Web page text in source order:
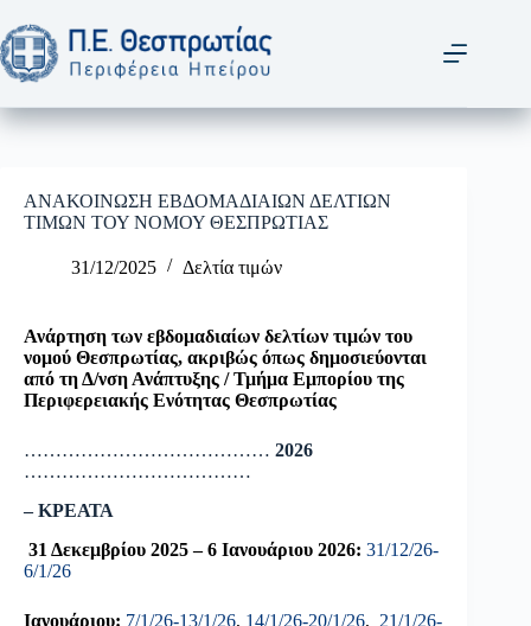
στο
περιεχόμενο
ΑΝΑΚΟΙΝΩΣΗ ΕΒΔΟΜΑΔΙΑΙΩΝ ΔΕΛΤΙΩΝ
ΤΙΜΩΝ ΤΟΥ ΝΟΜΟΥ ΘΕΣΠΡΩΤΙΑΣ
31/12/2025 Δελτία τιμών
Ανάρτηση των εβδομαδιαίων δελτίων τιμών του
νομού Θεσπρωτίας, ακριβώς όπως δημοσιεύονται
από τη Δ/νση Ανάπτυξης / Τμήμα Εμπορίου της
Περιφερειακής Ενότητας Θεσπρωτίας
………………………………… 2026
………………………………
– ΚΡΕΑΤΑ
31 Δεκεμβρίου 2025 – 6 Ιανουάριου 2026: 31/12/26-
6/1/26
Ιανουάριου: 7/1/26-13/1/26, 14/1/26-20/1/26, 21/1/26-